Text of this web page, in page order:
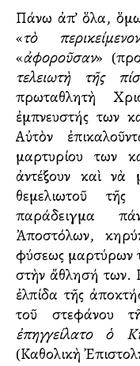
Πάνω ἀπ’ ὅλα,
«τὸ
«ἀφοροῦσαν»
τελειωτὴ τῆς
πρωταθλητὴ
ἐμπνευστής των
Αὐτὸν
μαρτυρίου των
ἀντέξουν καὶ
θεμελιωτοῦ
παράδειγμα
Ἀποστόλων,
φύσεως μαρτύρων
στὴν ἄθλησή των.
ἐλπίδα τῆς
τοῦ στεφάνου
ἐπηγγείλατο ὁ
(Καθολικὴ